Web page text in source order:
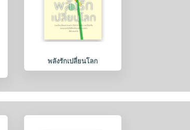
พลังรักเปลี่ยนโลก